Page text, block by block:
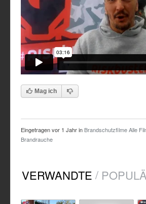
Mag ich
Eingetragen vor 1 Jahrin BrandschutzfilmeAlle
Brandrauche
VERWANDTE /